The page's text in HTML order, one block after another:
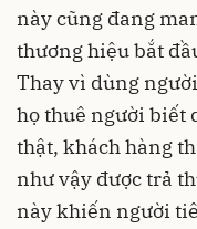
này cũng đang
thương hiệu bắt
Thay vì dùng
họ thuê người biết
thật, khách hàng
như vậy được trả
này khiến người